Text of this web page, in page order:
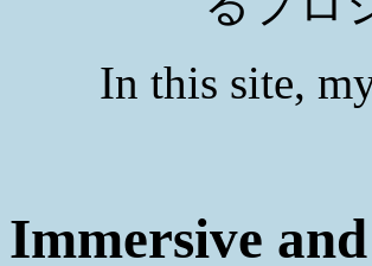
In this site,
Immersive